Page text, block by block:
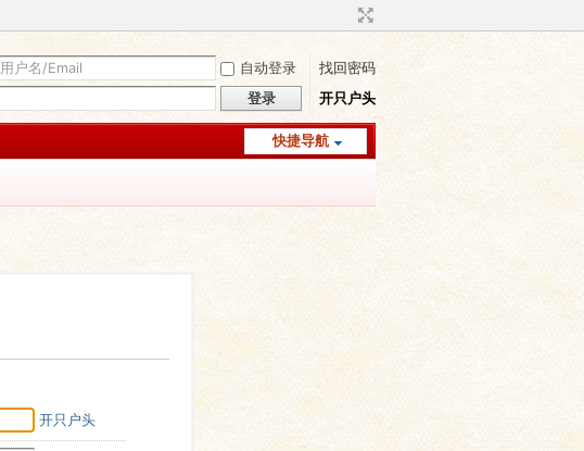
自动登录
找回密码
登录 开只户头
快捷导航
开只户头